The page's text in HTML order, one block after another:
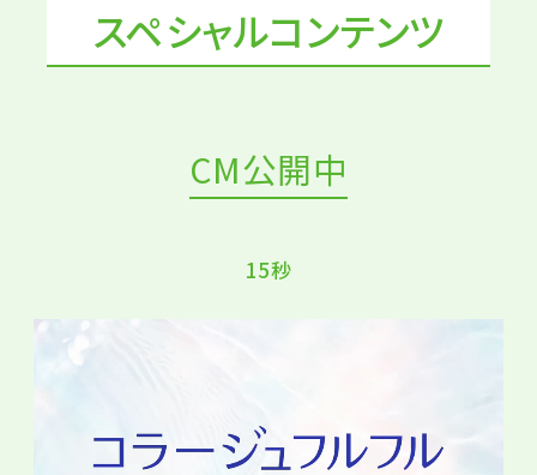
スペシャルコンテンツ
CM公開中
15秒